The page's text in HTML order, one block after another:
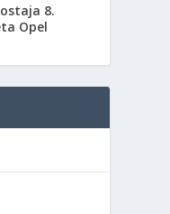
8.
Opel